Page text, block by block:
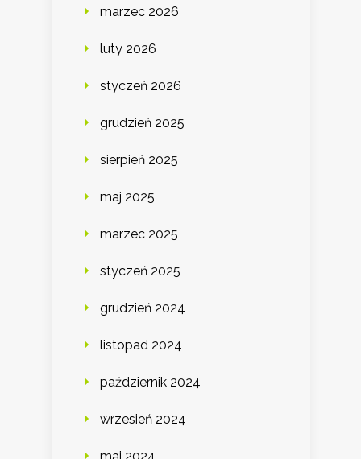
marzec 2026
luty 2026
styczeń 2026
grudzień 2025
sierpień 2025
maj 2025
marzec 2025
styczeń 2025
grudzień 2024
listopad 2024
październik 2024
wrzesień 2024
maj 2024